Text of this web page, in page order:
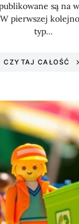
są na
pierwszej
typ…
CZYTAJ CAŁOŚĆ